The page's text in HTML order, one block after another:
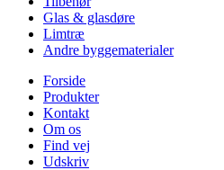
Glas & glasdøre
Limtræ
Andre byggematerialer
Forside
Produkter
Kontakt
Om os
Find vej
Udskriv